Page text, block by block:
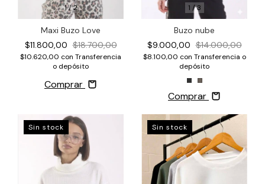
1/2
Maxi Buzo Love
$11.800,00 $18.700,00
$10.620,00 con Transferencia
o depósito
Comprar
1 /3
Buzo nube
$9.000,00 $14.000,00
$8.100,00 con Transferencia o
depósito
Comprar
Sin stock Sin stock